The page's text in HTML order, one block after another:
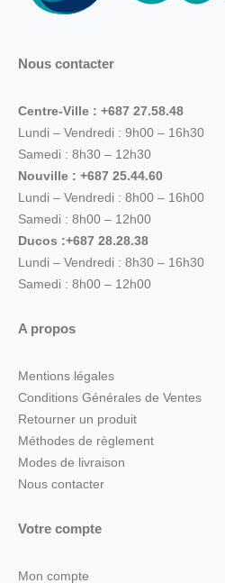
Nous contacter
Centre-Ville : +687 27.58.48
Lundi – Vendredi : 9h00 – 16h30
Samedi : 8h30 – 12h30
Nouville : +687 25.44.60
Lundi – Vendredi : 8h00 – 16h00
Samedi : 8h00 – 12h00
Ducos :+687 28.28.38
Lundi – Vendredi : 8h30 – 16h30
Samedi : 8h00 – 12h00
A propos
Mentions légales
Conditions Générales de Ventes
Retourner un produit
Méthodes de règlement
Modes de livraison
Nous contacter
Votre compte
Mon compte